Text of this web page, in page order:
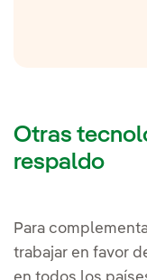
Otras
respaldo
Para
trabajar en favor